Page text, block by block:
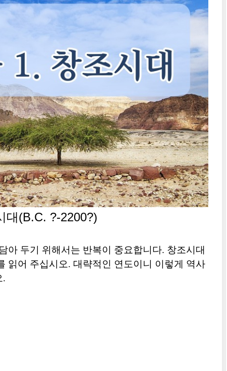
대 (B.C. ?-2200?)
아 두기 위해서는 반복이 중요합니다. 창조시대
읽어 주십시오. 대략적인 연도이니 이렇게 역사
.